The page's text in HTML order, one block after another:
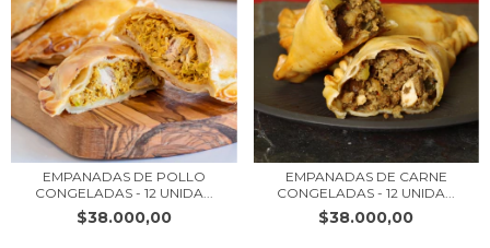
EMPANADAS DE POLLO
CONGELADAS - 12 UNIDA...
$38.000,00
EMPANADAS DE CARNE
CONGELADAS - 12 UNIDA...
$38.000,00